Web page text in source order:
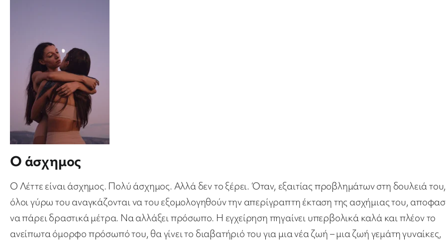
Ο άσχημος
Ο Λέττε είναι άσχημος. Πολύ άσχημος. Αλλά δεν το ξέρει. Όταν, εξαιτίας προβλημάτων στη δουλειά του,
όλοι γύρω του αναγκάζονται να του εξομολογηθούν την απερίγραπτη έκταση της ασχήμιας του,
να πάρει δραστικά μέτρα. Να αλλάξει πρόσωπο. Η εγχείρηση πηγαίνει υπερβολικά καλά και πλέον το
ανείπωτα όμορφο πρόσωπό του, θα γίνει το διαβατήριό του για μια νέα ζωή – μια ζωή γεμάτη γυναίκες,